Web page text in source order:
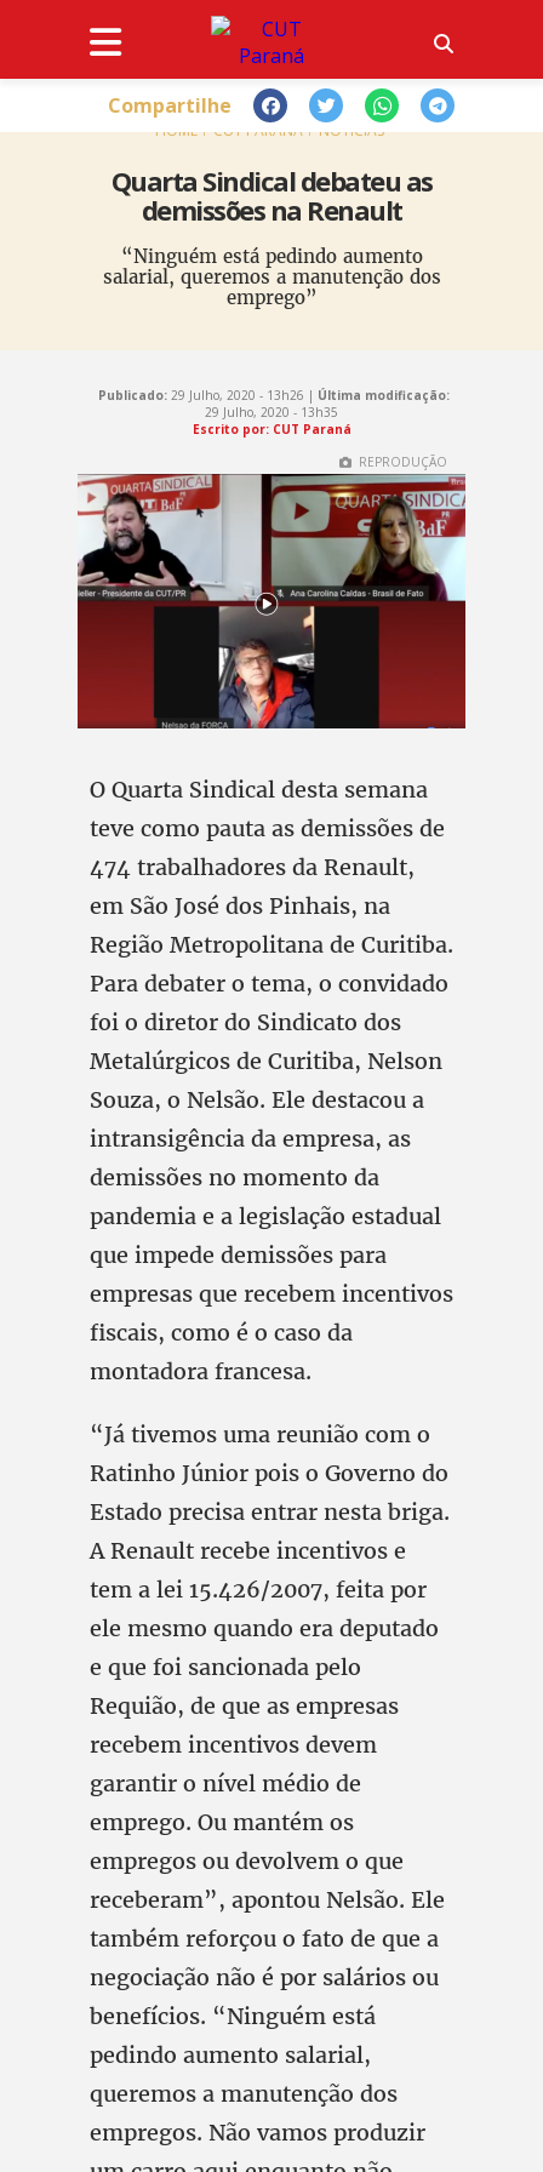
HOME CUT PARANÁ NOTÍCIAS
Quarta Sindical debateu as
demissões na Renault
“Ninguém está pedindo aumento
salarial, queremos a manutenção dos
emprego”
Compartilhe
Publicado:29 Julho, 2020 - 13h26 | Última modificação:
29 Julho, 2020 - 13h35
Escrito por: CUT Paraná
REPRODUÇÃO
O Quarta Sindical desta semana
teve como pauta as demissões de
474 trabalhadores da Renault,
em São José dos Pinhais, na
Região Metropolitana de Curitiba.
Para debater o tema, o convidado
foi o diretor do Sindicato dos
Metalúrgicos de Curitiba, Nelson
Souza, o Nelsão. Ele destacou a
intransigência da empresa, as
demissões no momento da
pandemia e a legislação estadual
que impede demissões para
empresas que recebem incentivos
fiscais, como é o caso da
montadora francesa.
“Já tivemos uma reunião com o
Ratinho Júnior pois o Governo do
Estado precisa entrar nesta briga.
A Renault recebe incentivos e
tem a lei 15.426/2007, feita por
ele mesmo quando era deputado
e que foi sancionada pelo
Requião, de que as empresas
recebem incentivos devem
garantir o nível médio de
emprego. Ou mantém os
empregos ou devolvem o que
receberam”, apontou Nelsão. Ele
também reforçou o fato de que a
negociação não é por salários ou
benefícios. “Ninguém está
pedindo aumento salarial,
queremos a manutenção dos
empregos. Não vamos produzir